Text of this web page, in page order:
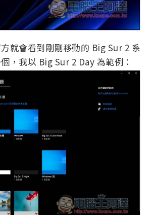
就會看到剛剛移動的 Big Sur 2 系
，我以 Big Sur 2 Day 為範例：